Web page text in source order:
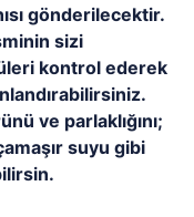
gönderilecektir.
sizi
kontrol ederek
ve parlaklığını;
suyu gibi